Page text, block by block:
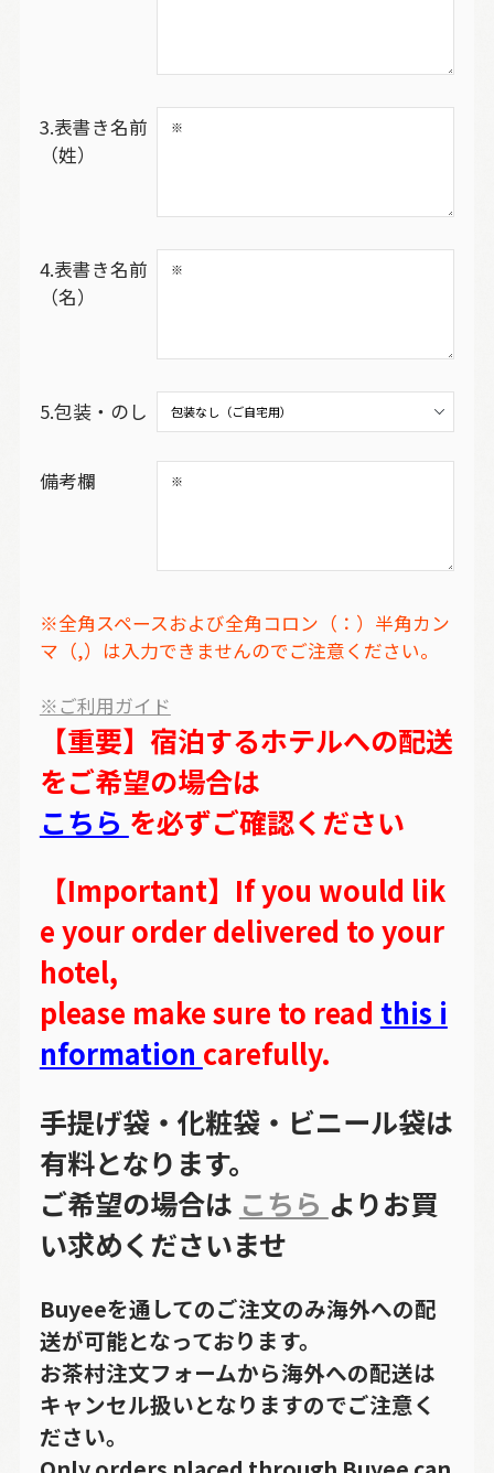
3.表書き名前
（姓）
4.表書き名前
（名）
5.包装・のし
備考欄
※全角スペースおよび全角コロン（：）半角カン
マ（,）は入力できませんのでご注意ください。
※ご利用ガイド
【重要】宿泊するホテルへの配送
をご希望の場合は
こちら を必ずご確認ください
【Important】If you would lik
e your order delivered to your
hotel,
please make sure to read this i
nformation carefully.
手提げ袋・化粧袋・ビニール袋は
有料となります。
ご希望の場合は こちら よりお買
い求めくださいませ
Buyeeを通してのご注文のみ海外への配
送が可能となっております。
お茶村注文フォームから海外への配送は
キャンセル扱いとなりますのでご注意く
ださい。